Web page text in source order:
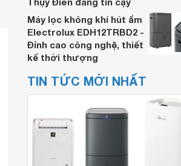
Máy lọc không khí hút ẩm
Electrolux EDH12TRBD2 -
Đỉnh cao công nghệ, thiết
kế thời thượng
TIN TỨC MỚI NHẤT